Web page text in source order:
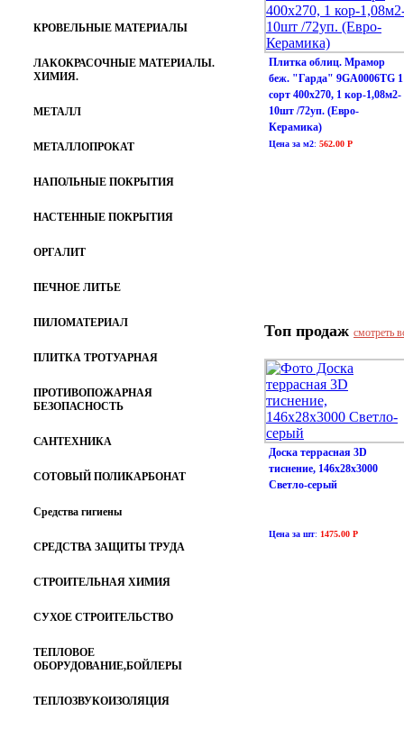
КРОВЕЛЬНЫЕ МАТЕРИАЛЫ
ЛАКОКРАСОЧНЫЕ МАТЕРИАЛЫ.
ХИМИЯ.
МЕТАЛЛ
МЕТАЛЛОПРОКАТ
НАПОЛЬНЫЕ ПОКРЫТИЯ
НАСТЕННЫЕ ПОКРЫТИЯ
ОРГАЛИТ
ПЕЧНОЕ ЛИТЬЕ
ПИЛОМАТЕРИАЛ
ПЛИТКА ТРОТУАРНАЯ
ПРОТИВОПОЖАРНАЯ
БЕЗОПАСНОСТЬ
САНТЕХНИКА
СОТОВЫЙ ПОЛИКАРБОНАТ
Средства гигиены
СРЕДСТВА ЗАЩИТЫ ТРУДА
СТРОИТЕЛЬНАЯ ХИМИЯ
СУХОЕ СТРОИТЕЛЬСТВО
ТЕПЛОВОЕ
ОБОРУДОВАНИЕ,БОЙЛЕРЫ
ТЕПЛОЗВУКОИЗОЛЯЦИЯ
Плитка облиц. Мрамор
беж. "Гарда" 9GA0006TG 1
сорт 400х270, 1 кор-1,08м2-
10шт /72уп. (Евро-
Керамика)
Цена за м2: 562.00 Р
Топ продаж смотреть
Доска террасная 3D
тиснение, 146х28х3000
Светло-серый
Цена за шт: 1475.00 Р